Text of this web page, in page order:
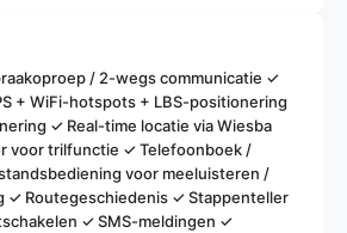
/ 2-wegs communicatie ✓
+ WiFi-hotspots + LBS-positionering
✓ Real-time locatie via Wiesba
voor trilfunctie ✓ Telefoonboek /
voor meeluisteren /
✓ Routegeschiedenis ✓ Stappenteller
✓ SMS-meldingen ✓